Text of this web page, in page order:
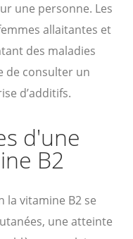
une personne. Les
allaitantes et
des maladies
de consulter un
d’additifs.
d'une
B2
la vitamine B2 se
une atteinte